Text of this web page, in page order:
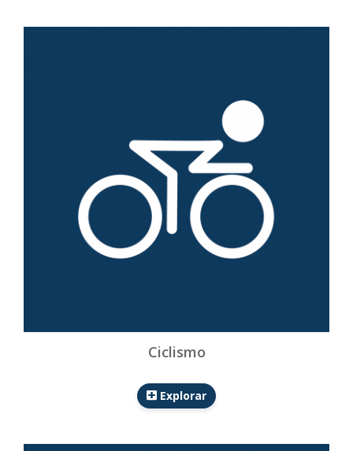
Ciclismo
Explorar